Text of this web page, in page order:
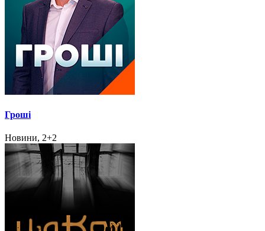
Гроші
Новини, 2+2